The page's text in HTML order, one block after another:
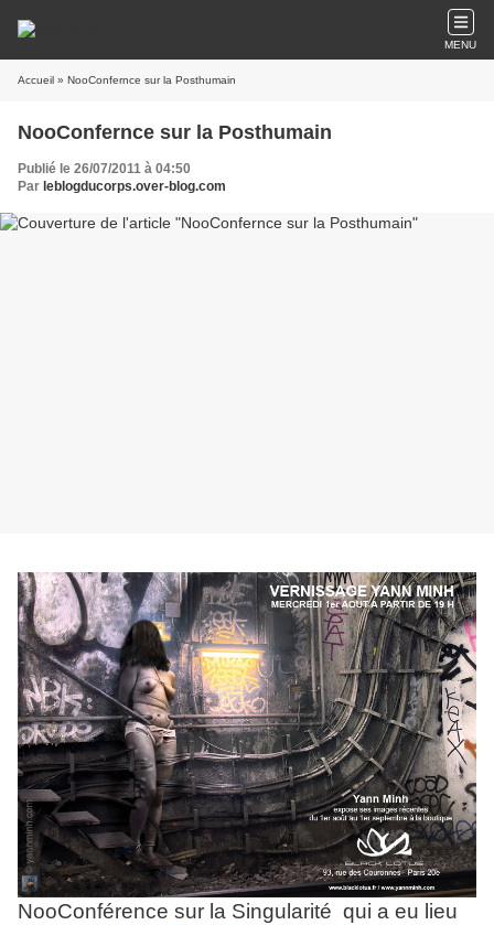
MENU
Accueil » NooConfernce sur la Posthumain
NooConfernce sur la Posthumain
Publié le 26/07/2011 à 04:50
Par leblogducorps.over-blog.com
NooConférence sur la Singularité qui a eu lieu